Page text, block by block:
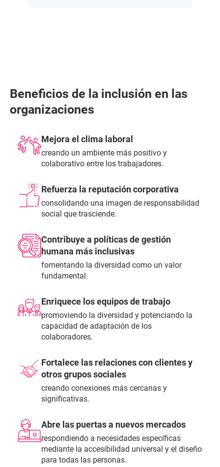
Beneficios de la inclusión en las
organizaciones
Mejora el clima laboral
creando un ambiente más positivo y
colaborativo entre los trabajadores.
Refuerza la reputación corporativa
consolidando una imagen de responsabilidad
social que trasciende.
Contribuye a políticas de gestión
humana más inclusivas
fomentando la diversidad como un valor
fundamental.
Enriquece los equipos de trabajo
promoviendo la diversidad y potenciando la
capacidad de adaptación de los
colaboradores.
Fortalece las relaciones con clientes y
otros grupos sociales
creando conexiones más cercanas y
significativas.
Abre las puertas a nuevos mercados
respondiendo a necesidades específicas
mediante la accesibilidad universal y el diseño
para todas las personas.